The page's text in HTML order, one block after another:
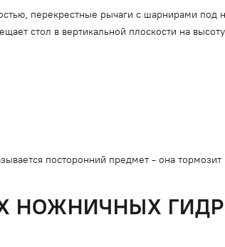
перекрестные рычаги с шарнирами под
стол в вертикальной плоскости на
посторонний предмет - она
НОЖНИЧНЫХ